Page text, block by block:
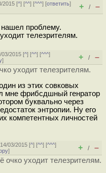
2015 [^] [^^] [^^^] [ответить]
+ / –
проблему.
телезрителям.
03/2015 [^] [^^] [^^^]
] + / –
уходит телезрителям.
из этих совковых
мне фрибсдшный генратор
буквально через
энтропии. Ну его
компетентных личностей
03/2015 [^] [^^] [^^^]
] + / –
очко уходит телезрителям.